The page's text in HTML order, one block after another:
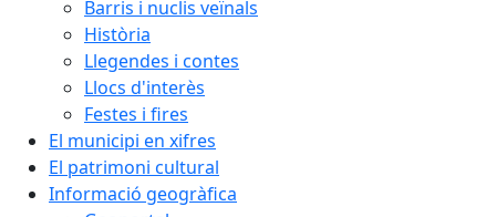
Barris i nuclis veïnals
Història
Llegendes i contes
Llocs d'interès
Festes i fires
El municipi en xifres
El patrimoni cultural
Informació geogràfica